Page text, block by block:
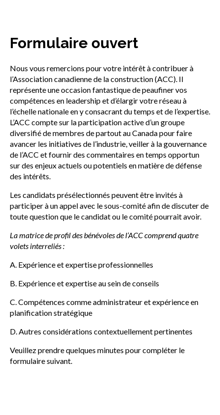
Événements
Show
Formulaire ouvert
Nous vous remercions pour votre intérêt à contribuer à
l’Association canadienne de la construction (ACC). Il
représente une occasion fantastique de peaufiner vos
compétences en leadership et d’élargir votre réseau à
l’échelle nationale en y consacrant du temps et de l’expertise.
L’ACC compte sur la participation active d’un groupe
diversifié de membres de partout au Canada pour faire
avancer les initiatives de l’industrie, veiller à la gouvernance
de l’ACC et fournir des commentaires en temps opportun
sur des enjeux actuels ou potentiels en matière de défense
des intérêts.
Les candidats présélectionnés peuvent être invités à
participer à un appel avec le sous-comité afin de discuter de
toute question que le candidat ou le comité pourrait avoir.
La matrice de profil des bénévoles de l’ACC comprend quatre
volets interreliés :
A. Expérience et expertise professionnelles
B. Expérience et expertise au sein de conseils
C. Compétences comme administrateur et expérience en
planification stratégique
D. Autres considérations contextuellement pertinentes
Veuillez prendre quelques minutes pour compléter le
formulaire suivant.